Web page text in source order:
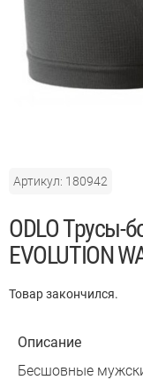
Артикул: 180942
ODLO Трусы-
EVOLUTION
Товар закончился.
Описание
Бесшовные